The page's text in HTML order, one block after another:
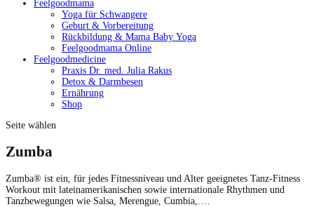
Feelgoodmama
Yoga für Schwangere
Geburt & Vorbereitung
Rückbildung & Mama Baby Yoga
Feelgoodmama Online
Feelgoodmedicine
Praxis Dr. med. Julia Rakus
Detox & Darmbesen
Ernährung
Shop
Seite wählen
Zumba
Zum­ba® ist ein, für jedes Fit­ness­niveau und Alter geeignetes Tanz-Fit­ness
Work­out mit lateinamerikanis­chen sowie inter­na­tionale Rhyth­men und
Tanzbe­we­gun­gen wie Sal­sa, Merengue, Cumbia,.…